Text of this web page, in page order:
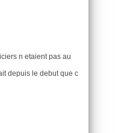
n etaient pas au
depuis le debut que c